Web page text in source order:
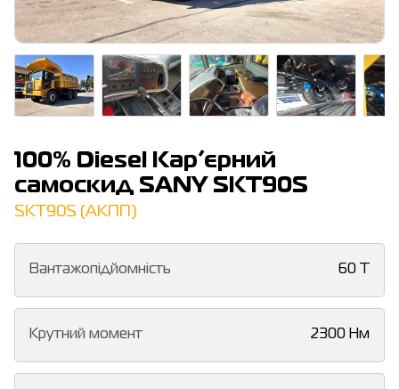
100% Diesel Кар’єрний
самоскид SANY SKT90S
SKT90S (АКПП)
Вантажопідйомність 60 T
Крутний момент 2300 Нм